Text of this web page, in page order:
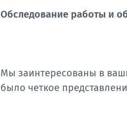
Обследование работы и
Мы заинтересованы в
было четкое